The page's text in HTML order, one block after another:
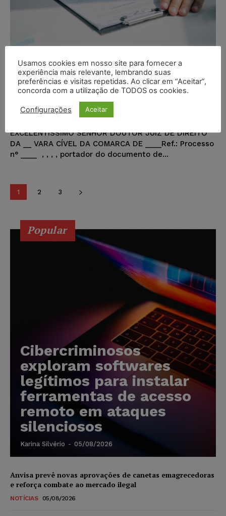
Modelo de Petição – Pedido de
Decretação de Sigilo de Laudo
Pericial Médico
MODELOS DE PETIÇÃO Juristas
EXCELENTÍSSIMO SENHOR DOUTOR JUIZ DE DIREITO
DA __ VARA CÍVEL DA COMARCA DE ____Ref.: Processo
n° ____ , , , , portador do documento de...
1 2 3
Popular
Cibercriminosos
exploram softwares
legítimos para instalar
ferramentas de acesso
remoto em ataques
silenciosos
Karina Silvério - 05/08/2026
Anvisa prevê novas aprovações de canetas emagrecedoras
e reforça combate ao mercado ilegal
NOTÍCIAS 05/08/2026
Usamos cookies em nosso site para fornecer a
experiência mais relevante, lembrando suas
preferências e visitas repetidas. Ao clicar em “Aceitar”,
concorda com a utilização de TODOS os cookies.
Configurações Aceitar